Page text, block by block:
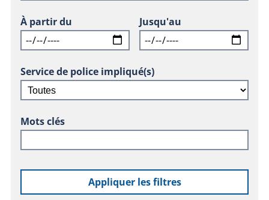
À partir du Jusqu'au
Service de police impliqué(s)
Mots clés
Appliquer les filtres